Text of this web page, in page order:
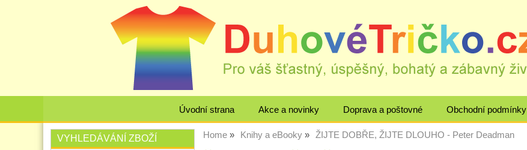
Úvodní strana Akce a novinky Doprava a poštovné Obchodní podmínky
Home Knihy a eBooky ŽIJTE DOBŘE, ŽIJTE DLOUHO - Peter Deadman
VYHLEDÁVÁNÍ ZBOŽÍ